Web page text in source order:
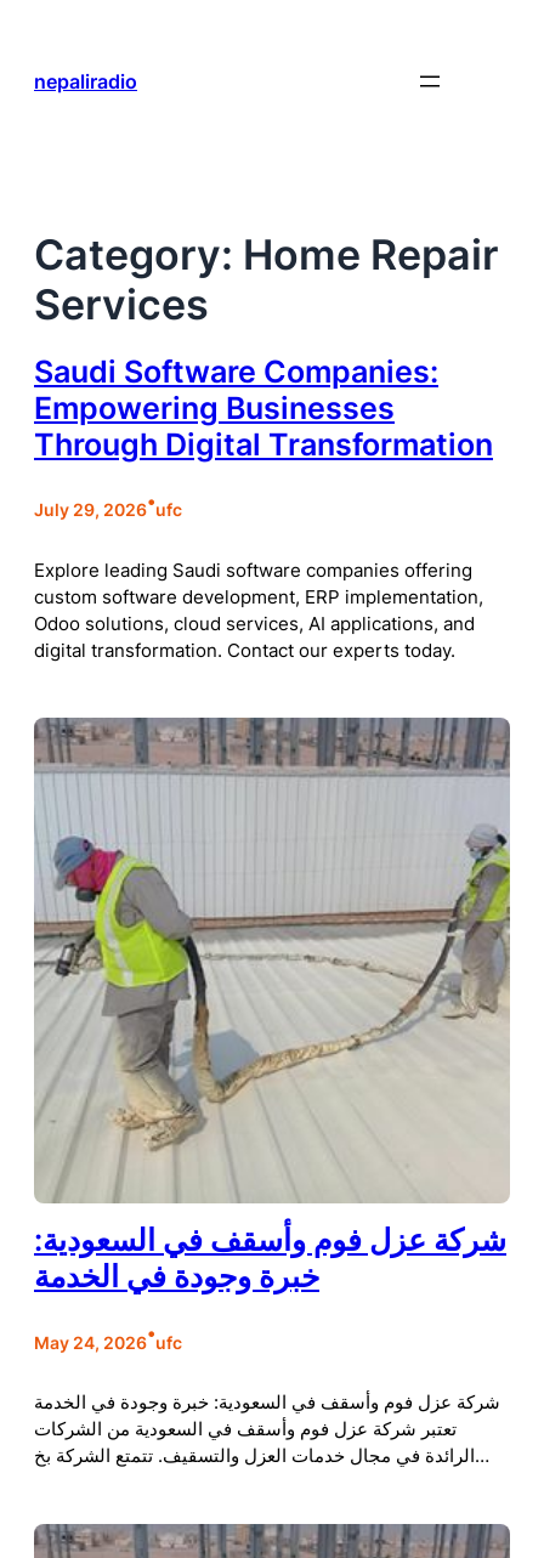
content
nepaliradio
Category: Home Repair
Services
Saudi Software Companies:
Empowering Businesses
Through Digital Transformation
July 29, 2026•ufc
Explore leading Saudi software companies offering
custom software development, ERP implementation,
Odoo solutions, cloud services, AI applications, and
digital transformation. Contact our experts today.
شركة عزل فوم وأسقف في السعودية:
خبرة وجودة في الخدمة
May 24, 2026•ufc
شركة عزل فوم وأسقف في السعودية: خبرة وجودة في الخدمة
تعتبر شركة عزل فوم وأسقف في السعودية من الشركات
الرائدة في مجال خدمات العزل والتسقيف. تتمتع الشركة بخ…